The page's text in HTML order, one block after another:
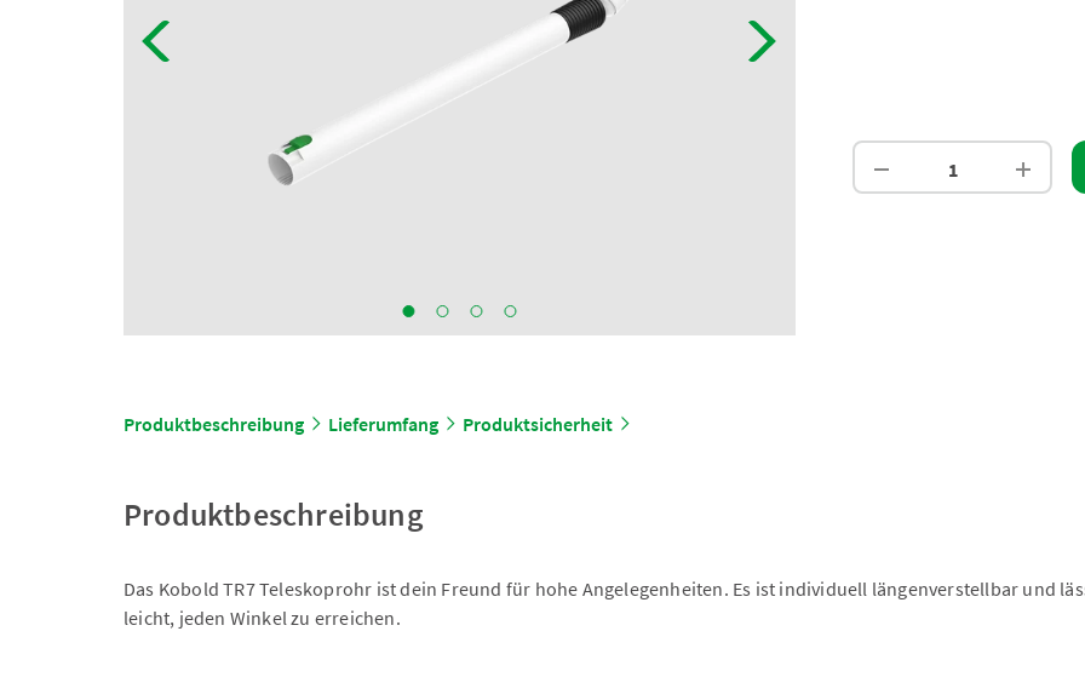
Produktbeschreibung Lieferumfang Produktsicherheit
Produktbeschreibung
Das Kobold TR7 Teleskoprohr ist dein Freund für hohe Angelegenheiten. Es ist individuell längenverstellbar und
leicht, jeden Winkel zu erreichen.